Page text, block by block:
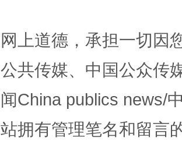
上道德，承担一切因
共传媒、中国公众传
China publics news/
拥有管理笔名和留言